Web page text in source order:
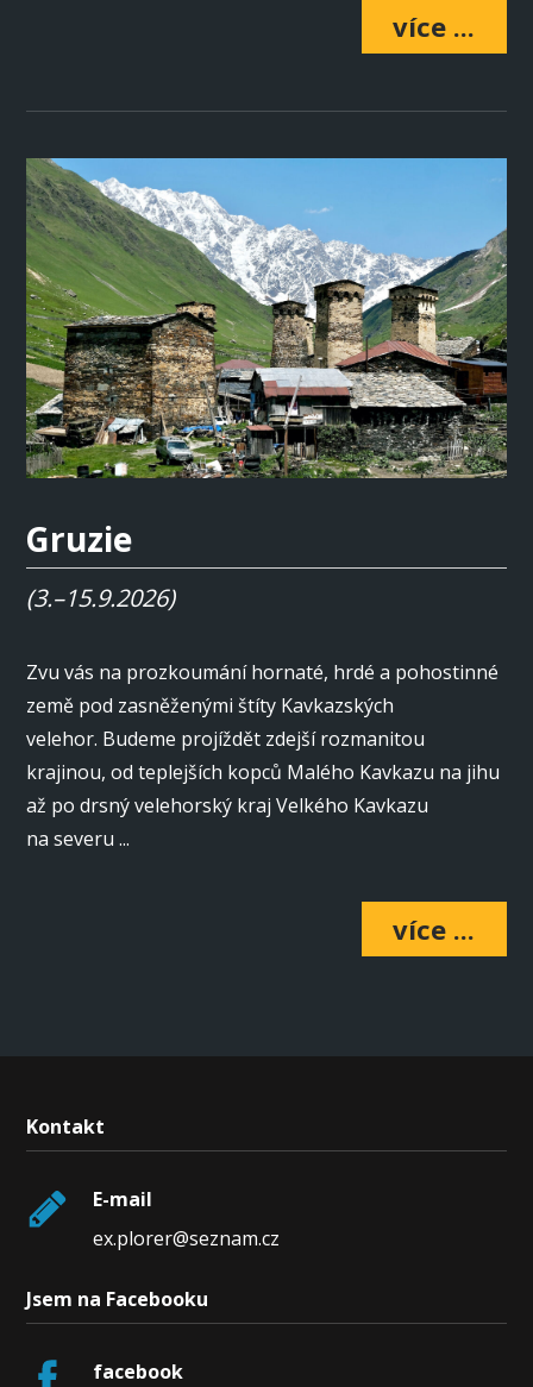
více ...
Gruzie
(3.–15.9.2026)
Zvu vás na prozkoumání hornaté, hrdé a pohostinné
země pod zasněženými štíty Kavkazských
velehor. Budeme projíždět zdejší rozmanitou
krajinou, od teplejších kopců Malého Kavkazu na jihu
až po drsný velehorský kraj Velkého Kavkazu
na severu ...
více ...
Kontakt
E-mail
ex.plorer@seznam.cz
Jsem na Facebooku
facebook